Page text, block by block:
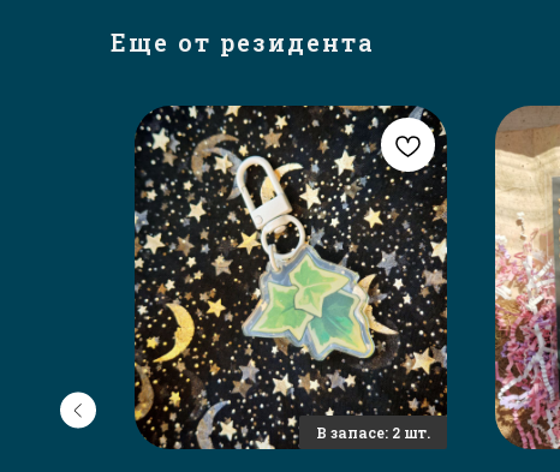
Еще от резидента